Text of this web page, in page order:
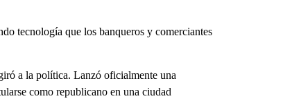
tecnología que los banqueros y comerciantes
a la política. Lanzó oficialmente una
como republicano en una ciudad